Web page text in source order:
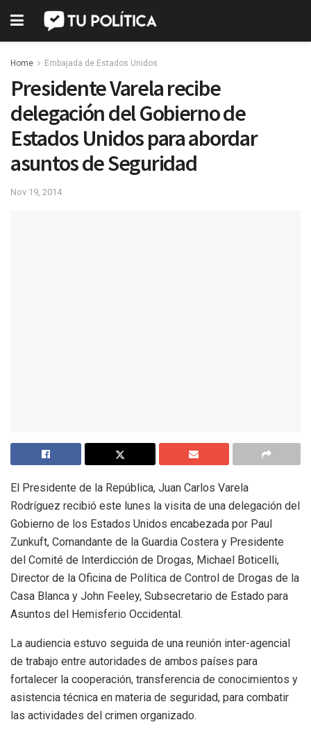
Home Embajada de Estados Unidos
Presidente Varela recibe
delegación del Gobierno de
Estados Unidos para abordar
asuntos de Seguridad
Nov 19, 2014
El Presidente de la República, Juan Carlos Varela
Rodríguez recibió este lunes la visita de una delegación del
Gobierno de los Estados Unidos encabezada por Paul
Zunkuft, Comandante de la Guardia Costera y Presidente
del Comité de Interdicción de Drogas, Michael Boticelli,
Director de la Oficina de Política de Control de Drogas de la
Casa Blanca y John Feeley, Subsecretario de Estado para
Asuntos del Hemisferio Occidental.
La audiencia estuvo seguida de una reunión inter-agencial
de trabajo entre autoridades de ambos países para
fortalecer la cooperación, transferencia de conocimientos y
asistencia técnica en materia de seguridad, para combatir
las actividades del crimen organizado.